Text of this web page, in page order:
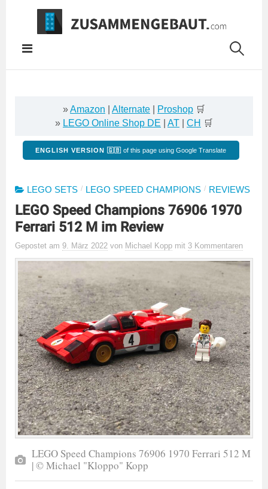
Springe
Inhalt
»Amazon Alternate Proshop 🛒
» LEGO Online Shop DE AT CH 🛒
ENGLISH VERSION 🇬🇧 of this page using Google Translate
LEGO SETS / LEGO SPEED CHAMPIONS / REVIEWS
LEGO Speed Champions 76906 1970
Ferrari 512 M im Review
Gepostet am 9. März 2022 von Michael Kopp mit 3 Kommentaren
LEGO Speed Champions 76906 1970 Ferrari 512 M
| © Michael "Kloppo" Kopp